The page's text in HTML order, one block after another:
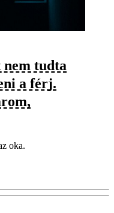
nem tudta
a férj.
oka.